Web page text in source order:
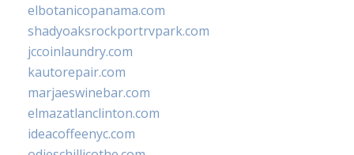
elbotanicopanama.com
shadyoaksrockportrvpark.com
jccoinlaundry.com
kautorepair.com
marjaeswinebar.com
elmazatlanclinton.com
ideacoffeenyc.com